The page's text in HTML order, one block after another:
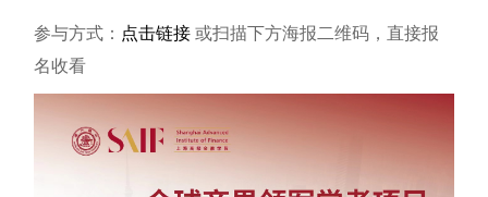
参与方式： 点击链接或扫描下方海报二维码，直接报
名收看